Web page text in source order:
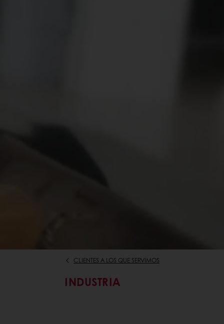
CLIENTES A LOS QUE SERVIMOS
INDUSTRIA